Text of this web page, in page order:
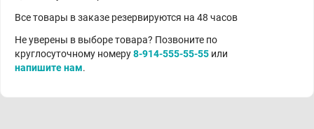
Все товары в заказе резервируются на 48 часов
Не уверены в выборе товара? Позвоните по
круглосуточному номеру8-914-555-55-55 или
напишите нам.